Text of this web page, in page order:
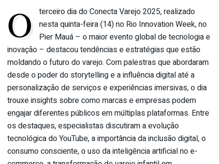
O
terceiro dia do Conecta Varejo 2025, realizado
nesta quinta-feira (14) no Rio Innovation Week, no
Pier Mauá – o maior evento global de tecnologia e
inovação – destacou tendências e estratégias que estão
moldando o futuro do varejo. Com palestras que abordaram
desde o poder do storytelling e a influência digital até a
personalização de serviços e experiências imersivas, o dia
trouxe insights sobre como marcas e empresas podem
engajar diferentes públicos em múltiplas plataformas. Entre
os destaques, especialistas discutiram a evolução
tecnológica do YouTube, a importância da inclusão digital, o
consumo consciente, o uso da inteligência artificial no e-